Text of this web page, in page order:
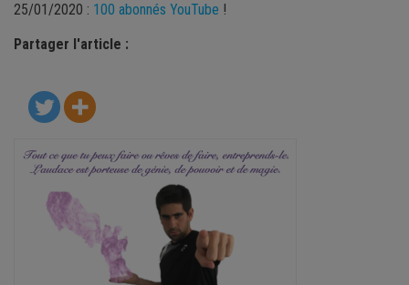
25/01/2020 : 100 abonnés YouTube !
Partager l'article :